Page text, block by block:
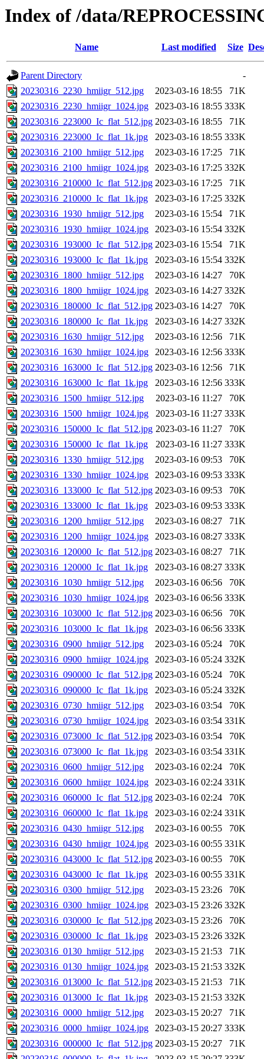
Index of /data/
Name Last modified Size
Parent Directory
-
20230316_2230_hmiigr_512.jpg
2023-03-16 18:55
71K
20230316_2230_hmiigr_1024.jpg
2023-03-16 18:55 333K
20230316_223000_Ic_flat_512.jpg 2023-03-16 18:55
71K
20230316_223000_Ic_flat_1k.jpg
2023-03-16 18:55 333K
20230316_2100_hmiigr_512.jpg
2023-03-16 17:25
71K
20230316_2100_hmiigr_1024.jpg
2023-03-16 17:25 332K
20230316_210000_Ic_flat_512.jpg 2023-03-16 17:25
71K
20230316_210000_Ic_flat_1k.jpg
2023-03-16 17:25 332K
20230316_1930_hmiigr_512.jpg
2023-03-16 15:54
71K
20230316_1930_hmiigr_1024.jpg
2023-03-16 15:54 332K
20230316_193000_Ic_flat_512.jpg 2023-03-16 15:54
71K
20230316_193000_Ic_flat_1k.jpg
2023-03-16 15:54 332K
20230316_1800_hmiigr_512.jpg
2023-03-16 14:27
70K
20230316_1800_hmiigr_1024.jpg
2023-03-16 14:27 332K
20230316_180000_Ic_flat_512.jpg 2023-03-16 14:27
70K
20230316_180000_Ic_flat_1k.jpg
2023-03-16 14:27 332K
20230316_1630_hmiigr_512.jpg
2023-03-16 12:56
71K
20230316_1630_hmiigr_1024.jpg
2023-03-16 12:56 333K
20230316_163000_Ic_flat_512.jpg 2023-03-16 12:56
71K
20230316_163000_Ic_flat_1k.jpg
2023-03-16 12:56 333K
20230316_1500_hmiigr_512.jpg
2023-03-16 11:27
70K
20230316_1500_hmiigr_1024.jpg
2023-03-16 11:27 333K
20230316_150000_Ic_flat_512.jpg 2023-03-16 11:27
70K
20230316_150000_Ic_flat_1k.jpg
2023-03-16 11:27 333K
20230316_1330_hmiigr_512.jpg
2023-03-16 09:53
70K
20230316_1330_hmiigr_1024.jpg
2023-03-16 09:53 333K
20230316_133000_Ic_flat_512.jpg 2023-03-16 09:53
70K
20230316_133000_Ic_flat_1k.jpg
2023-03-16 09:53 333K
20230316_1200_hmiigr_512.jpg
2023-03-16 08:27
71K
20230316_1200_hmiigr_1024.jpg
2023-03-16 08:27 333K
20230316_120000_Ic_flat_512.jpg 2023-03-16 08:27
71K
20230316_120000_Ic_flat_1k.jpg
2023-03-16 08:27 333K
20230316_1030_hmiigr_512.jpg
2023-03-16 06:56
70K
20230316_1030_hmiigr_1024.jpg
2023-03-16 06:56 333K
20230316_103000_Ic_flat_512.jpg 2023-03-16 06:56
70K
20230316_103000_Ic_flat_1k.jpg
2023-03-16 06:56 333K
20230316_0900_hmiigr_512.jpg
2023-03-16 05:24
70K
20230316_0900_hmiigr_1024.jpg
2023-03-16 05:24 332K
20230316_090000_Ic_flat_512.jpg 2023-03-16 05:24
70K
20230316_090000_Ic_flat_1k.jpg
2023-03-16 05:24 332K
20230316_0730_hmiigr_512.jpg
2023-03-16 03:54
70K
20230316_0730_hmiigr_1024.jpg
2023-03-16 03:54 331K
20230316_073000_Ic_flat_512.jpg 2023-03-16 03:54
70K
20230316_073000_Ic_flat_1k.jpg
2023-03-16 03:54 331K
20230316_0600_hmiigr_512.jpg
2023-03-16 02:24
70K
20230316_0600_hmiigr_1024.jpg
2023-03-16 02:24 331K
20230316_060000_Ic_flat_512.jpg 2023-03-16 02:24
70K
20230316_060000_Ic_flat_1k.jpg
2023-03-16 02:24 331K
20230316_0430_hmiigr_512.jpg
2023-03-16 00:55
70K
20230316_0430_hmiigr_1024.jpg
2023-03-16 00:55 331K
20230316_043000_Ic_flat_512.jpg 2023-03-16 00:55
70K
20230316_043000_Ic_flat_1k.jpg
2023-03-16 00:55 331K
20230316_0300_hmiigr_512.jpg
2023-03-15 23:26
70K
20230316_0300_hmiigr_1024.jpg
2023-03-15 23:26 332K
20230316_030000_Ic_flat_512.jpg 2023-03-15 23:26
70K
20230316_030000_Ic_flat_1k.jpg
2023-03-15 23:26 332K
20230316_0130_hmiigr_512.jpg
2023-03-15 21:53
71K
20230316_0130_hmiigr_1024.jpg
2023-03-15 21:53 332K
20230316_013000_Ic_flat_512.jpg 2023-03-15 21:53
71K
20230316_013000_Ic_flat_1k.jpg
2023-03-15 21:53 332K
20230316_0000_hmiigr_512.jpg
2023-03-15 20:27
71K
20230316_0000_hmiigr_1024.jpg
2023-03-15 20:27 333K
20230316_000000_Ic_flat_512.jpg 2023-03-15 20:27
71K